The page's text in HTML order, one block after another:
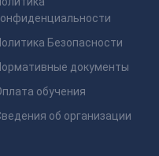
Безопасности
документы
обучения
об организации